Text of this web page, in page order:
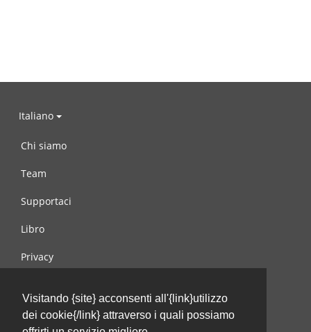
Visitando {site} acconsenti all'{link}utilizzo
dei cookie{/link} attraverso i quali possiamo
Italiano
Chi siamo
Team
Supportaci
Libro
Privacy
Contattaci